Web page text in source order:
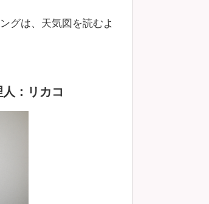
グは、天気図を読むよ
：リカコ